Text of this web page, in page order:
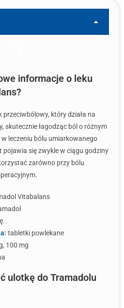
informacje o leku
który działa na
skutecznie łagodząc ból o różnym
leczeniu bólu umiarkowanego
pojawia się zwykle w ciągu godziny
zarówno przy bólu
Vitabalans
tabletki powlekane
100 mg
ulotkę do Tramadolu